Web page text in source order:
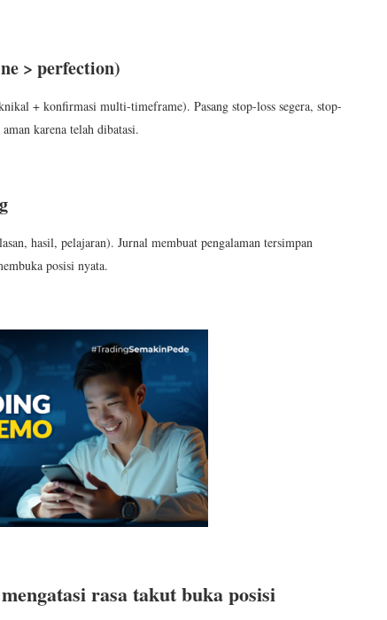
> perfection)
+ konfirmasi multi-timeframe). Pasang stop-loss segera, stop-
karena telah dibatasi.
hasil, pelajaran). Jurnal membuat pengalaman tersimpan
posisi nyata.
rasa takut buka posisi